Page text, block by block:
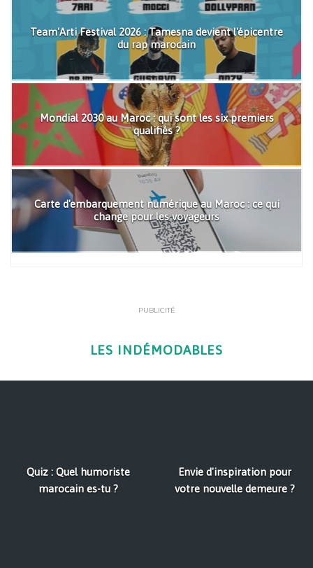
Team'Arti Festival 2026 : Tamesna devient l'épicentre
du rap marocain
Mondial 2030 au Maroc : qui sont les six premiers
qualifiés ?
Carte d'embarquement numérique au Maroc : ce qui
change pour les voyageurs
PUBLICITÉ
LES INDÉMODABLES
Quiz : Quel humoriste
marocain es-tu ?
Envie d'inspiration pour
votre nouvelle demeure ?